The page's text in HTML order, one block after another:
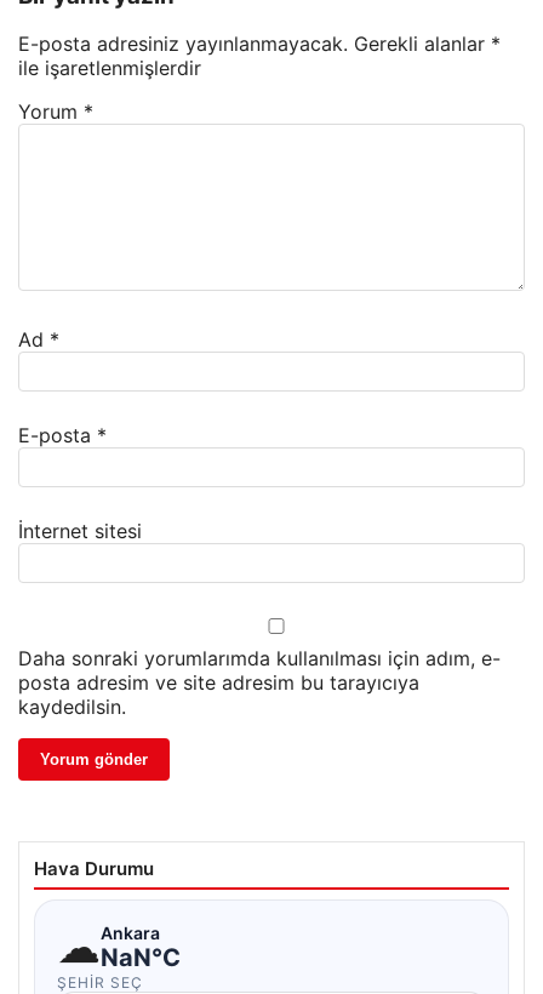
E-posta adresiniz yayınlanmayacak. Gerekli alanlar *
ile işaretlenmişlerdir
Yorum *
Ad *
E-posta *
İnternet sitesi
Daha sonraki yorumlarımda kullanılması için adım, e-
posta adresim ve site adresim bu tarayıcıya
kaydedilsin.
Hava Durumu
☁Ankara
NaN°C
ŞEHIR SEÇ